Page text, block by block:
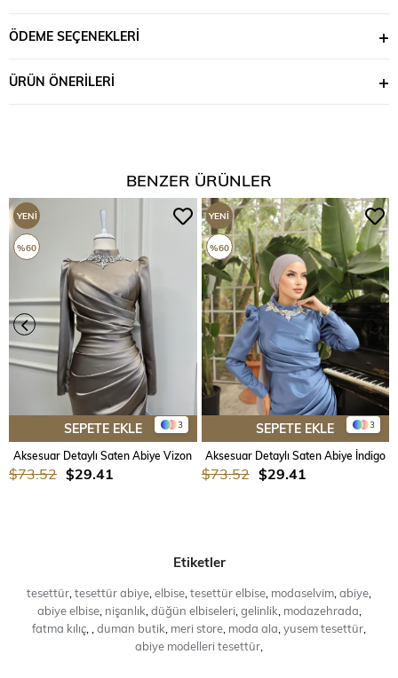
ÖDEME SEÇENEKLERI
ÜRÜN ÖNERILERI
BENZER ÜRÜNLER
3
SEPETE EKLE
Aksesuar Detaylı Saten Abiye Vizon
$29.41
$73.52
YENI
ÜRÜN
%60
3
SEPETE EKLE
Aksesuar Detaylı Saten Abiye İndigo
$29.41
$73.52
YENI
ÜRÜN
%60
Etiketler
tesettür tesettür abiye elbise tesettür elbise modaselvim abiye
abiye elbise, nişanlık düğün elbiseleri, gelinlik modazehrada
fatma kılıç duman butik meri store moda ala yusem tesettür
abiye modelleri tesettür